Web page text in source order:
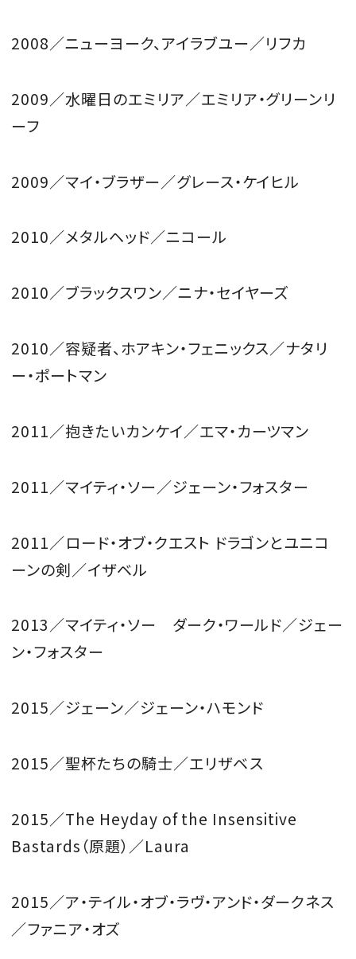
2008／ニューヨーク、アイラブユー／リフカ
2009／水曜日のエミリア／エミリア・グリーンリ
ーフ
2009／マイ・ブラザー／グレース・ケイヒル
2010／メタルヘッド／ニコール
2010／ブラックスワン／ニナ・セイヤーズ
2010／容疑者、ホアキン・フェニックス／ナタリ
ー・ポートマン
2011／抱きたいカンケイ／エマ・カーツマン
2011／マイティ・ソー／ジェーン・フォスター
2011／ロード・オブ・クエスト ドラゴンとユニコ
ーンの剣／イザベル
2013／マイティ・ソー ダーク・ワールド／ジェー
ン・フォスター
2015／ジェーン／ジェーン・ハモンド
2015／聖杯たちの騎士／エリザベス
2015／The Heyday of the Insensitive
Bastards（原題）／Laura
2015／ア・テイル・オブ・ラヴ・アンド・ダークネス
／ファニア・オズ